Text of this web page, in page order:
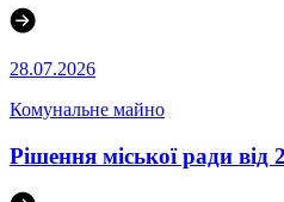
28.07.2026
Комунальне майно
Рішення міської ради